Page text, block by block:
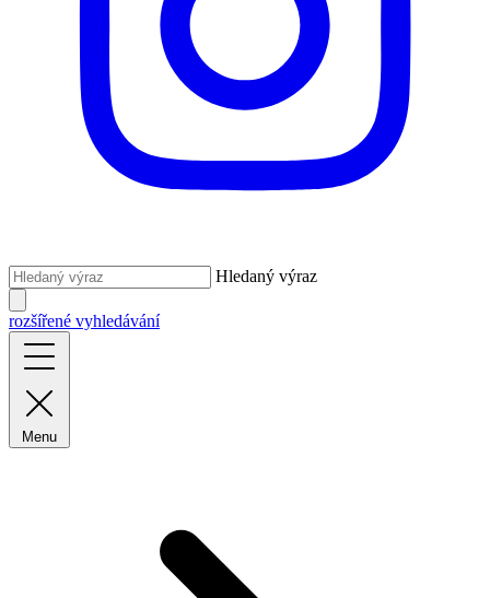
Hledaný výraz
rozšířené vyhledávání
Menu